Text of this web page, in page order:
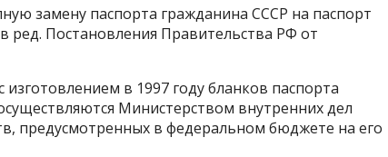
замену паспорта гражданина СССР на паспорт
ред. Постановления Правительства РФ от
в 1997 году бланков паспорта
Министерством внутренних дел
предусмотренных в федеральном бюджете на его